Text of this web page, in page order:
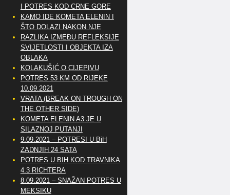
I POTRES KOD CRNE GORE
KAMO IDE KOMETA ELENIN I
ŠTO DOLAZI NAKON NJE
RAZLIKA IZMEĐU REFLEKSIJE
SVIJETLOSTI I OBJEKTA IZA
OBLAKA
KOLAKUŠIĆ O CIJEPIVU
POTRES 53 KM OD RIJEKE
10.09.2021
VRATA (BREAK ON TROUGH ON
THE OTHER SIDE)
KOMETA ELENIN A3 JE U
SILAZNOJ PUTANJI
9.09.2021 – POTRESI U BiH
ZADNJIH 24 SATA
POTRES U BIH KOD TRAVNIKA
4.3 RICHTERA
8.09.2021 – SNAŽAN POTRES U
MEKSIKU